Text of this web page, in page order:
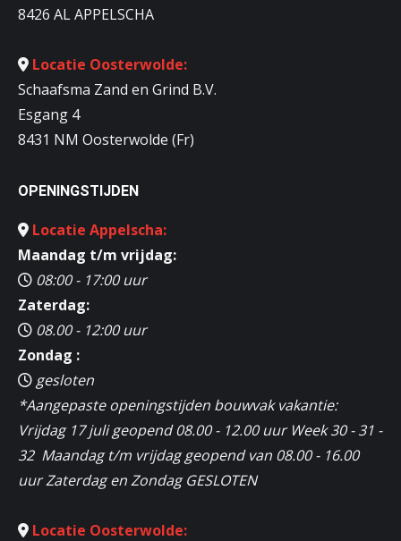
8426 AL APPELSCHA
Locatie Oosterwolde:
Schaafsma Zand en Grind B.V.
Esgang 4
8431 NM Oosterwolde (Fr)
OPENINGSTIJDEN
Locatie Appelscha:
Maandag t/m vrijdag:
08:00 - 17:00 uur
Zaterdag:
08.00 - 12:00 uur
Zondag :
gesloten
*Aangepaste openingstijden bouwvak vakantie:
Vrijdag 17 juli geopend 08.00 - 12.00 uur Week 30 - 31 -
32 Maandag t/m vrijdag geopend van 08.00 - 16.00
uur Zaterdag en Zondag GESLOTEN
Locatie Oosterwolde: